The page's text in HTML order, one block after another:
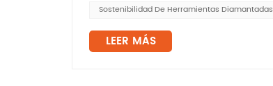
Sostenibilidad De Herramientas Diamantadas
LEER MÁS